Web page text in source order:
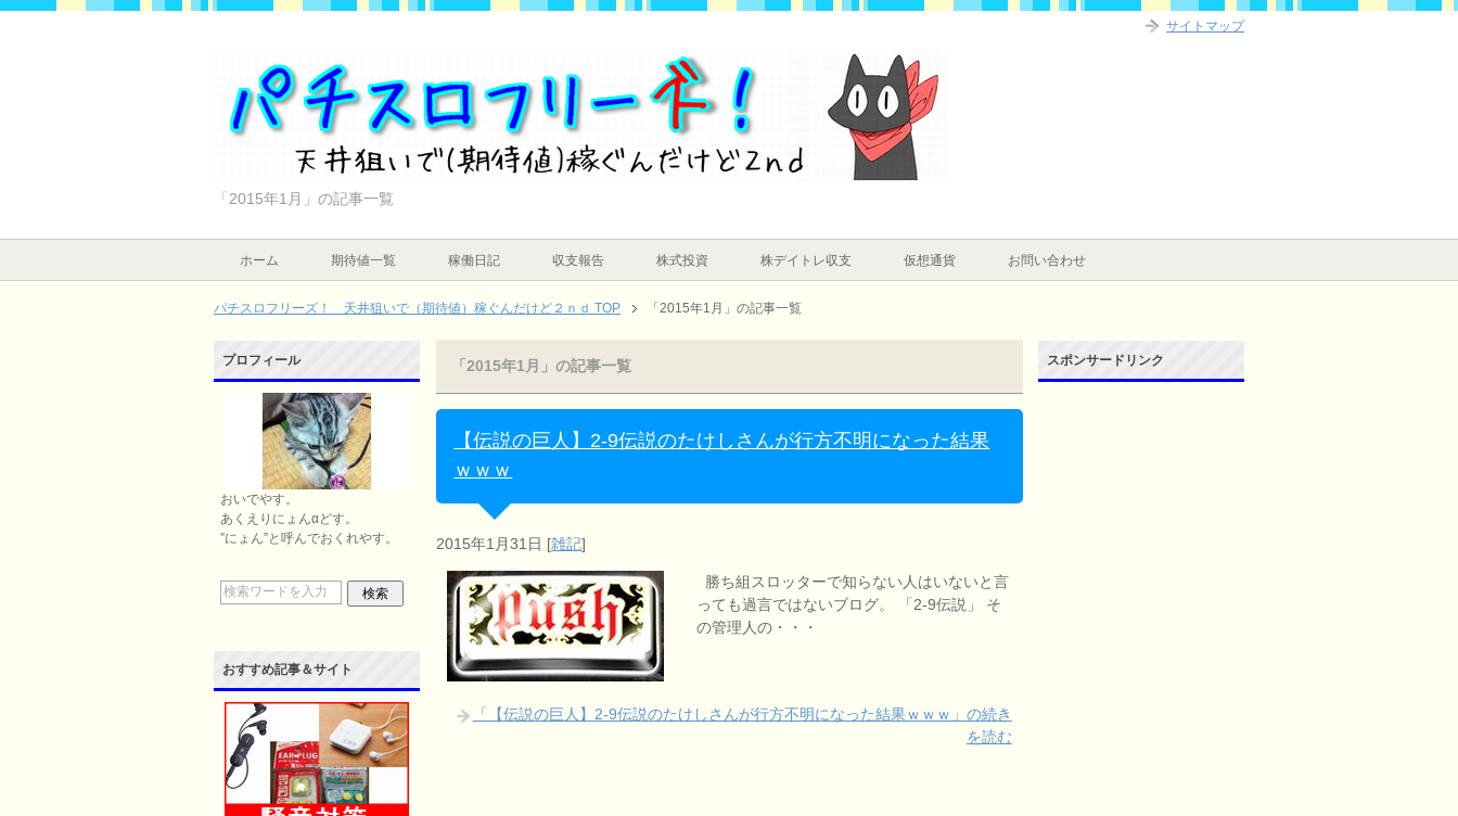
「2015年1月」の記事一覧
ホーム 期待値一覧 稼働日記 収支報告 株式投資 株デイトレ収支 仮想通貨 お問い合わせ
パチスロフリーズ！ 天井狙いで（期待値）稼ぐんだけど２ｎｄ TOP 「2015年1月」の記事一覧
「2015年1月」の記事一覧
【伝説の巨人】2-9伝説のたけしさんが行方不明になった結果
ｗｗｗ
2015年1月31日 [雑記]
勝ち組スロッターで知らない人はいないと言
っても過言ではないブログ。 「2-9伝説」 そ
の管理人の・・・
「【伝説の巨人】2-9伝説のたけしさんが行方不明になった結果ｗｗｗ」の続き
を読む
プロフィール
おいでやす。
あくえりにょんαどす。
”にょん”と呼んでおくれやす。
おすすめ記事＆サイト
スポンサードリンク
サイトマップ